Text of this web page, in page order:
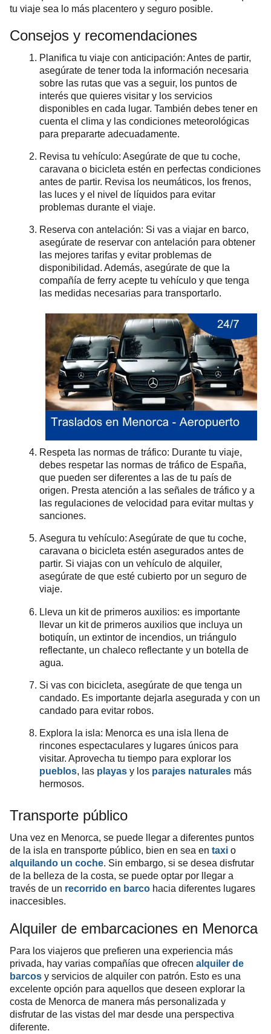
tu viaje sea lo más placentero y seguro posible.
Consejos y recomendaciones
Planifica tu viaje con anticipación: Antes de partir,
asegúrate de tener toda la información necesaria
sobre las rutas que vas a seguir, los puntos de
interés que quieres visitar y los servicios
disponibles en cada lugar. También debes tener en
cuenta el clima y las condiciones meteorológicas
para prepararte adecuadamente.
Revisa tu vehículo: Asegúrate de que tu coche,
caravana o bicicleta estén en perfectas condiciones
antes de partir. Revisa los neumáticos, los frenos,
las luces y el nivel de líquidos para evitar
problemas durante el viaje.
Reserva con antelación: Si vas a viajar en barco,
asegúrate de reservar con antelación para obtener
las mejores tarifas y evitar problemas de
disponibilidad. Además, asegúrate de que la
compañía de ferry acepte tu vehículo y que tenga
las medidas necesarias para transportarlo.
Respeta las normas de tráfico: Durante tu viaje,
debes respetar las normas de tráfico de España,
que pueden ser diferentes a las de tu país de
origen. Presta atención a las señales de tráfico y a
las regulaciones de velocidad para evitar multas y
sanciones.
Asegura tu vehículo: Asegúrate de que tu coche,
caravana o bicicleta estén asegurados antes de
partir. Si viajas con un vehículo de alquiler,
asegúrate de que esté cubierto por un seguro de
viaje.
Lleva un kit de primeros auxilios: es importante
llevar un kit de primeros auxilios que incluya un
botiquín, un extintor de incendios, un triángulo
reflectante, un chaleco reflectante y un botella de
agua.
Si vas con bicicleta, asegúrate de que tenga un
candado. Es importante dejarla asegurada y con un
candado para evitar robos.
Explora la isla: Menorca es una isla llena de
rincones espectaculares y lugares únicos para
visitar. Aprovecha tu tiempo para explorar los
pueblos, las playasy losparajes naturalesmás
hermosos.
Transporte público
Una vez en Menorca, se puede llegar a diferentes puntos
de la isla en transporte público, bien en sea en taxi o
alquilando un coche. Sin embargo, si se desea disfrutar
de la belleza de la costa, se puede optar por llegar a
través de un recorrido en barco hacia diferentes lugares
inaccesibles.
Alquiler de embarcaciones en Menorca
Para los viajeros que prefieren una experiencia más
privada, hay varias compañías que ofrecen alquiler de
barcos y servicios de alquiler con patrón. Esto es una
excelente opción para aquellos que deseen explorar la
costa de Menorca de manera más personalizada y
disfrutar de las vistas del mar desde una perspectiva
diferente.